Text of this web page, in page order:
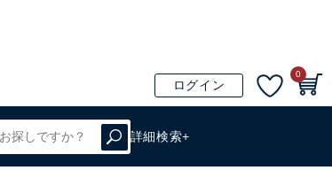
ログイン
0
詳細検索+